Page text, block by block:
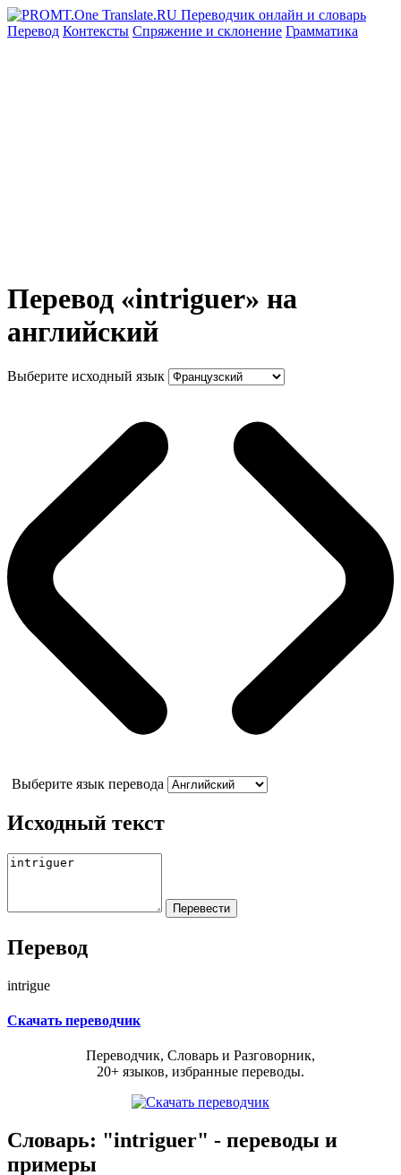
Перевод Контексты Спряжение и склонение Грамматика
Перевод «intriguer» на
английский
Выберите исходный язык
Выберите язык перевода
Исходный текст
Перевод
intrigue
Скачать переводчик
Переводчик, Словарь и Разговорник,
20+ языков, избранные переводы.
Словарь: "intriguer" - переводы и
примеры